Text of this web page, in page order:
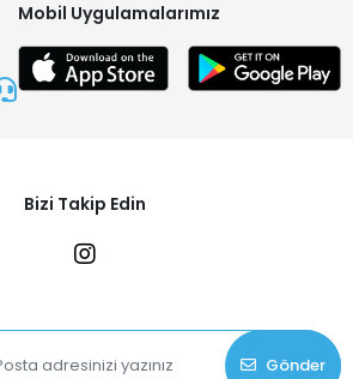
Mobil Uygulamalarımız
Bizi Takip Edin
Gönder